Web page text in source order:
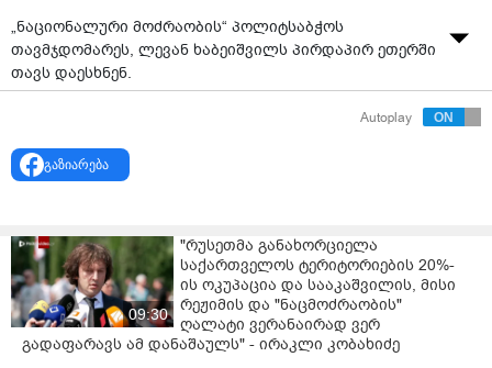
„ნაციონალური მოძრაობის“ პოლიტსაბჭოს
თავმჯდომარეს, ლევან ხაბეიშვილს პირდაპირ ეთერში
თავს დაესხნენ.
ოპოზიციოონერ პოლიტიკოსს ქუჩაში, კვერცხი იმ
პირდაპირ ეთერში საუბრობდა.
მოხდა, რის შემდეგაც მოქალაქემ ტერიტორია დატოვა.
„ეს იქნებოდა დაორგანიზებული. იცოდნენ, სადაც
ვიყავი და ცხადია, ამას გააკეთებდნენ. პასუხი მიიღო.
ესაა რეალობა, რაშიც ვცხოვრობთ, დღეს კვერცხი
ისროლეს, ხვალ იარაღს ისვრიან. პასუხი მიიღო.
Autoplay
გაზიარება
09:30
"რუსეთმა განახორციელა
საქართველოს ტერიტორიების 20%-
ის ოკუპაცია და სააკაშვილის, მისი
რეჟიმის და "ნაცმოძრაობის"
ღალატი ვერანაირად ვერ
გადაფარავს ამ დანაშაულს" - ირაკლი კობახიძე